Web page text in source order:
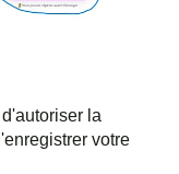
la
votre